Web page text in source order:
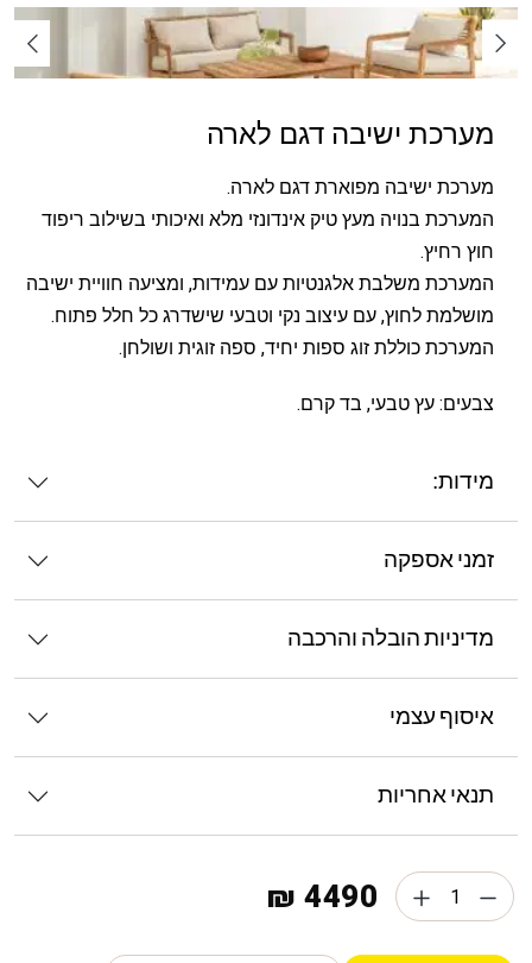
מערכת ישיבה דגם לארה
מערכת ישיבה מפוארת דגם לארה.
המערכת בנויה מעץ טיק אינדונזי מלא ואיכותי בשילוב ריפוד
חוץ רחיץ.
המערכת משלבת אלגנטיות עם עמידות, ומציעה חוויית ישיבה
מושלמת לחוץ, עם עיצוב נקי וטבעי שישדרג כל חלל פתוח.
המערכת כוללת זוג ספות יחיד, ספה זוגית ושולחן.
צבעים: עץ טבעי, בד קרם.
מידות:
זמני אספקה
מדיניות הובלה והרכבה
איסוף עצמי
תנאי אחריות
4490 ₪